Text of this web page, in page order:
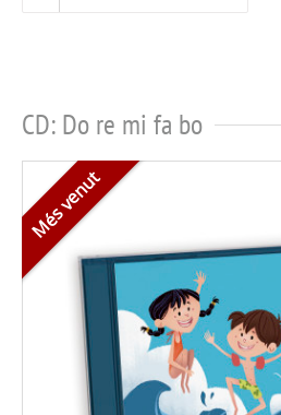
CD: Do re mi fa bo
Més venut